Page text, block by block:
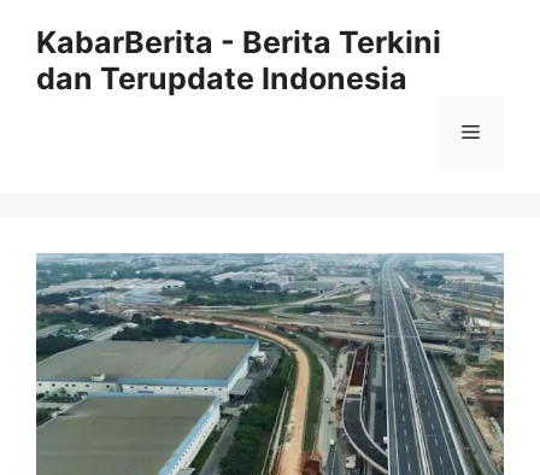
KabarBerita - Berita Terkini
dan Terupdate Indonesia
Menu